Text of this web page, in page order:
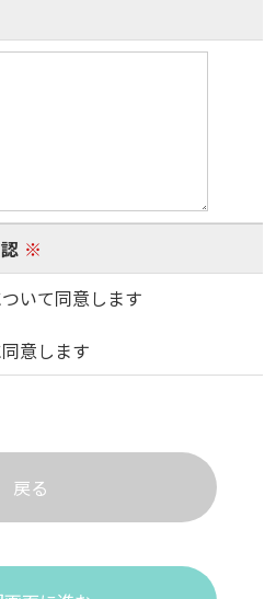
※
いて同意します
同意します
戻る